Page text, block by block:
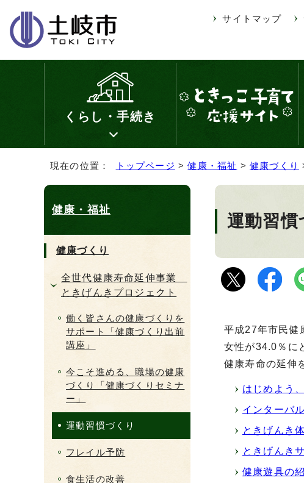
サイトマップ
くらし・手続き
現在の位置： トップページ >健康・福祉 >健康づくり
運動習慣
平成27年市民健
女性が34.0％に
健康寿命の延伸
はじめよう
インターバ
ときげんき
ときげんき
健康遊具の
健康・福祉
健康づくり
全世代健康寿命延伸事業
ときげんきプロジェクト
働く皆さんの健康づくりを
サポート「健康づくり出前
講座」
今こそ進める、職場の健康
づくり「健康づくりセミナ
ー」
運動習慣づくり
フレイル予防
食生活の改善